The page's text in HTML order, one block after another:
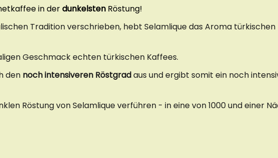
in derdunkelsten Röstung!
Tradition verschrieben, hebt Selamlique das Aroma türkischen
Geschmack echten türkischen Kaffees.
den noch intensiveren Röstgradaus und ergibt somit ein noch
Röstung von Selamlique verführen - in eine von 1000 und einer